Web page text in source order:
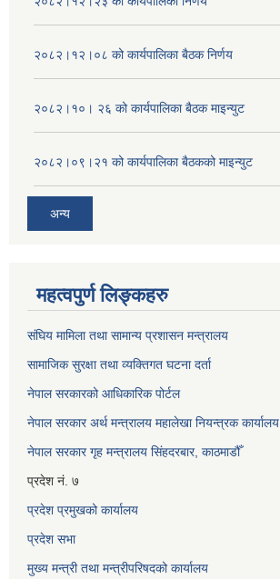
२०८२।१२।०८ को कार्यपालिका बैठक निर्णय
२०८२।१०। २६ को कार्यपालिका बैठक माइन्युट
२०८२।०९।२१ को कार्यपालिका बैठकको माइन्युट
अन्य
महत्वपुर्ण लिङ्कहरु
संघिय मामिला तथा सामान्य प्रशासन मन्त्रालय
सामाजिक सुरक्षा तथा व्यक्तिगत घटना दर्ता
नेपाल सरकारको आधिकारिक पोर्टल
नेपाल सरकार अर्थ मन्त्रालय महालेखा नियन्त्रक कार्यालय
नेपाल सरकार गृह मन्त्रालय सिंहदरबार, काठमाडौँ
प्रदेश नं. ७
प्रदेश प्रमुखको कार्यालय
प्रदेश सभा
मुख्य मन्त्री तथा मन्त्रीपरिषदको कार्यालय